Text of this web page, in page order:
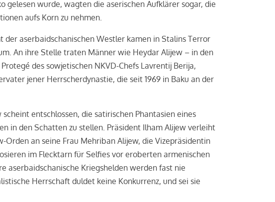
gelesen wurde, wagten die aserischen Aufklärer sogar, die
aufs Korn zu nehmen.
der aserbaidschanischen Westler kamen in Stalins Terror
An ihre Stelle traten Männer wie Heydar Alijew – in den
Protegé des sowjetischen NKVD-Chefs Lavrentij Berija,
jener Herrscherdynastie, die seit 1969 in Baku an der
scheint entschlossen, die satirischen Phantasien eines
in den Schatten zu stellen. Präsident Ilham Alijew verleiht
Orden an seine Frau Mehriban Alijew, die Vizepräsidentin
im Flecktarn für Selfies vor eroberten armenischen
aserbaidschanische Kriegshelden werden fast nie
Herrschaft duldet keine Konkurrenz, und sei sie